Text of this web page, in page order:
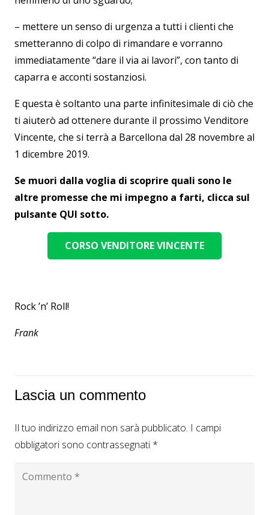
– mettere un senso di urgenza a tutti i clienti che
smetteranno di colpo di rimandare e vorranno
immediatamente “dare il via ai lavori”, con tanto di
caparra e acconti sostanziosi.
E questa è soltanto una parte infinitesimale di ciò che
ti aiuterò ad ottenere durante il prossimo Venditore
Vincente, che si terrà a Barcellona dal 28 novembre al
1 dicembre 2019.
Se muori dalla voglia di scoprire quali sono le
altre promesse che mi impegno a farti, clicca sul
pulsante QUI sotto.
CORSO VENDITORE VINCENTE
Rock ’n’ Roll!
Frank
Lascia un commento
Il tuo indirizzo email non sarà pubblicato. I campi
obbligatori sono contrassegnati *